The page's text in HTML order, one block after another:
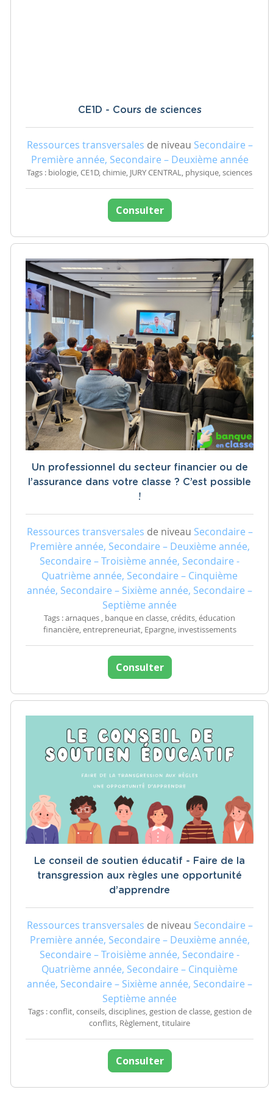
CE1D - Cours de sciences
Ressources transversales de niveau Secondaire –
Première année, Secondaire – Deuxième année
Tags : biologie, CE1D, chimie, JURY CENTRAL, physique, sciences
Consulter
Un professionnel du secteur financier ou de
l’assurance dans votre classe ? C’est possible
!
Ressources transversales de niveau Secondaire –
Première année, Secondaire – Deuxième année,
Secondaire – Troisième année, Secondaire -
Quatrième année, Secondaire – Cinquième
année, Secondaire – Sixième année, Secondaire –
Septième année
Tags : arnaques , banque en classe, crédits, éducation
financière, entrepreneuriat, Epargne, investissements
Consulter
Le conseil de soutien éducatif - Faire de la
transgression aux règles une opportunité
d’apprendre
Ressources transversales de niveau Secondaire –
Première année, Secondaire – Deuxième année,
Secondaire – Troisième année, Secondaire -
Quatrième année, Secondaire – Cinquième
année, Secondaire – Sixième année, Secondaire –
Septième année
Tags : conflit, conseils, disciplines, gestion de classe, gestion de
conflits, Règlement, titulaire
Consulter